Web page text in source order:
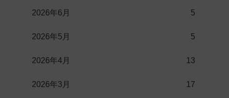
2026年6月 5
2026年5月 5
2026年4月 13
2026年3月 17